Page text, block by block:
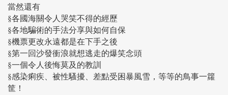
當然還有
§各國海關令人哭笑不得的經歷
§各地騙術的手法分享與如何自保
§機票更改永遠都是在下手之後
§第一回沙發衝浪就想逃走的爆笑念頭
§一個令人後悔莫及的教訓
§感染痢疾、被性騷擾、差點受困暴風雪，等等的鳥事一籮
筐！